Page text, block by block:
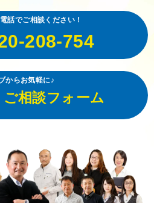
話でご相談ください！
208-754
からお気軽に♪
相談フォーム